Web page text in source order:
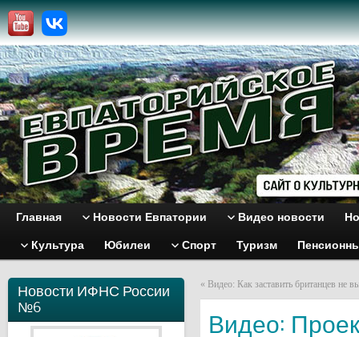
Главная Новости Евпатории Видео новости
Культура Юбилеи Спорт Туризм
Новости ИФНС России
№6
« Видео: Как заставить британцев не
Видео: